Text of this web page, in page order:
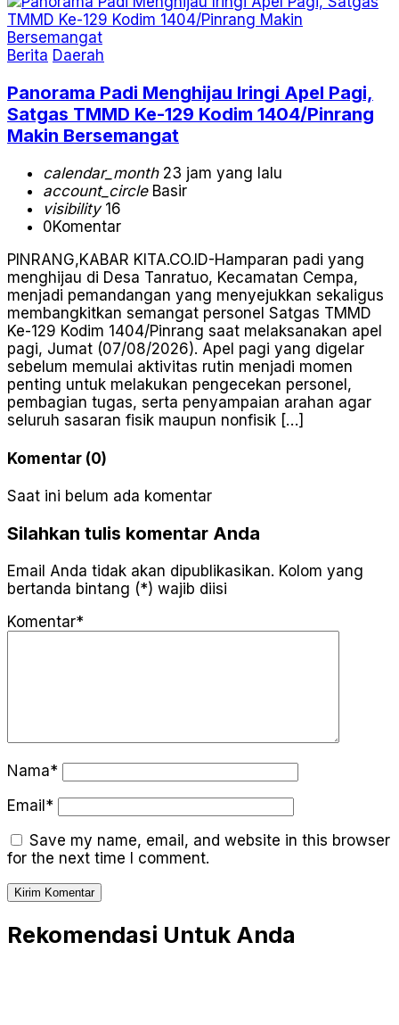
Berita Daerah
Panorama Padi Menghijau Iringi Apel Pagi,
Satgas TMMD Ke-129 Kodim 1404/Pinrang
Makin Bersemangat
calendar_month23 jam yang lalu
account_circleBasir
visibility16
0Komentar
PINRANG,KABAR KITA.CO.ID-Hamparan padi yang
menghijau di Desa Tanratuo, Kecamatan Cempa,
menjadi pemandangan yang menyejukkan sekaligus
membangkitkan semangat personel Satgas TMMD
Ke-129 Kodim 1404/Pinrang saat melaksanakan apel
pagi, Jumat (07/08/2026). Apel pagi yang digelar
sebelum memulai aktivitas rutin menjadi momen
penting untuk melakukan pengecekan personel,
pembagian tugas, serta penyampaian arahan agar
seluruh sasaran fisik maupun nonfisik […]
Komentar (0)
Saat ini belum ada komentar
Silahkan tulis komentar Anda
Email Anda tidak akan dipublikasikan. Kolom yang
bertanda bintang (*) wajib diisi
Komentar*
Nama*
Email*
Save my name, email, and website in this browser
for the next time I comment.
Rekomendasi Untuk Anda